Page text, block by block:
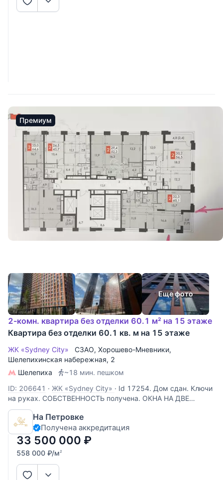
Премиум
Еще фото
2-комн. квартира без отделки 60.1 м² на 15 этаже
Квартира без отделки 60.1 кв. м на 15 этаже
ЖК «Sydney City» СЗАО, Хорошево-Мневники,
Шелепихинская набережная, 2
Шелепиха
~18 мин. пешком
ID: 206641 · ЖК «Sydney City» · Id 17254. Дом сдан. Ключи
на руках. СОБСТВЕННОСТЬ получена. ОКНА НА ДВЕ
СТОРОНУ- НА РЕКУ. Продается 2-х комнатная квартира в
ЖК "Sydney City" бизнес-класса по адресу: г Москва,
Шелепихинская набережная , дом 40,корпус 2- УГЛОВАЯ
-С ВИДОМ НА РЕКУ. От
На Петровке
Получена аккредитация
33 500 000 ₽
558 000 ₽/м2